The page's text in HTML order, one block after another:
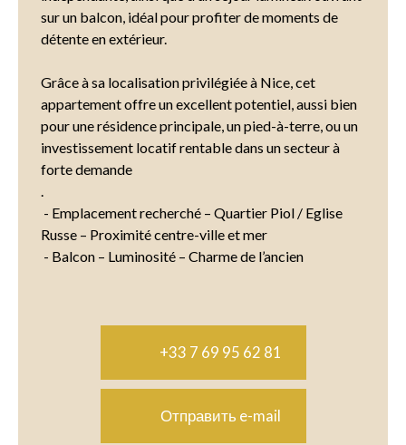
sur un balcon, idéal pour profiter de moments de
détente en extérieur.
Grâce à sa localisation privilégiée à Nice, cet
appartement offre un excellent potentiel, aussi bien
pour une résidence principale, un pied-à-terre, ou un
investissement locatif rentable dans un secteur à
forte demande
.
- Emplacement recherché – Quartier Piol / Eglise
Russe – Proximité centre-ville et mer
- Balcon – Luminosité – Charme de l’ancien
+33 7 69 95 62 81
Отправить e-mail